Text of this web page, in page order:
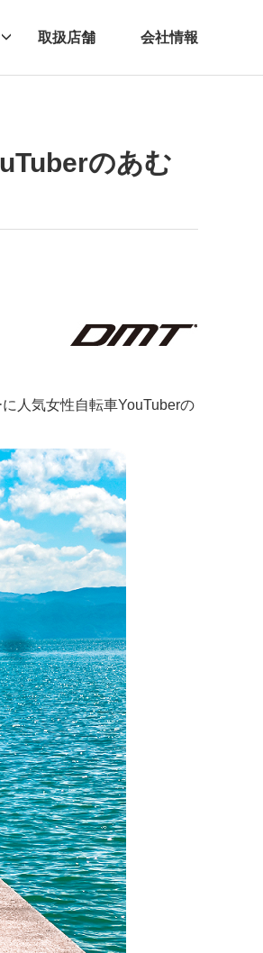
取扱店舗 会社情報
のあむ
人気女性自転車YouTuberの